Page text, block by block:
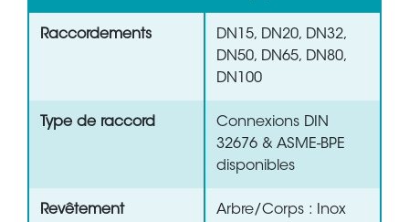
Raccordements
DN15, DN20, DN32,
DN50, DN65, DN80,
DN100
Type de raccord
Connexions DIN
32676 & ASME-BPE
disponibles
Revêtement
Arbre/Corps : Inox